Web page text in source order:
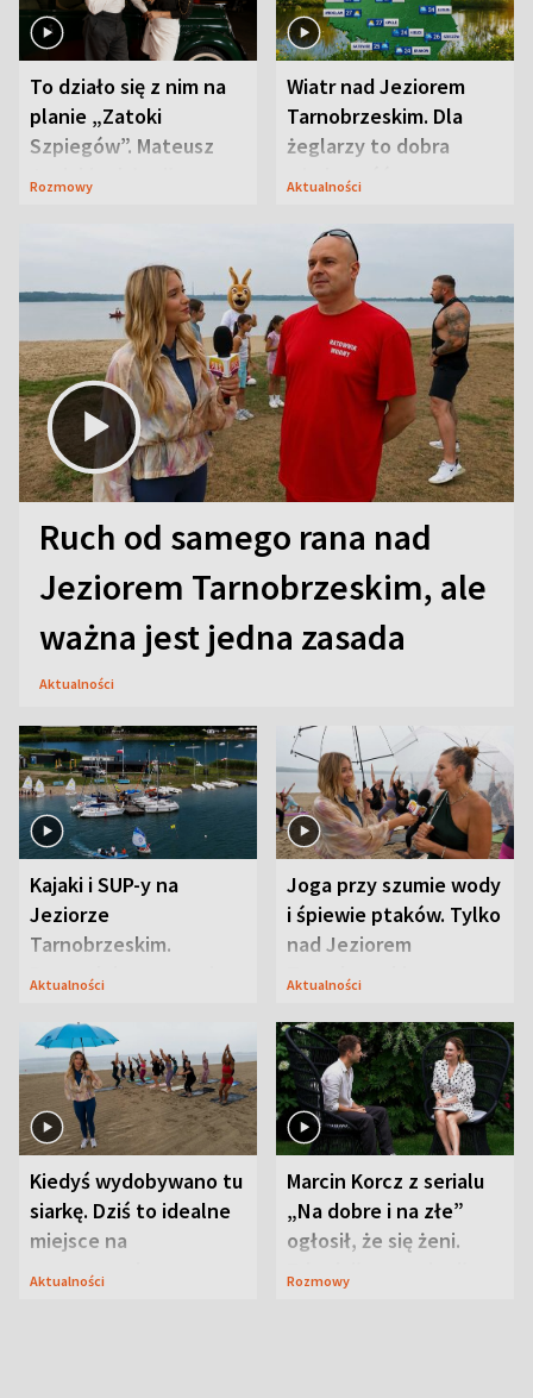
To działo się z nim na
planie „Zatoki
Szpiegów”. Mateusz
Janicki odsłonił
Rozmowy
Wiatr nad Jeziorem
Tarnobrzeskim. Dla
żeglarzy to dobra
wiadomość
Aktualności
Ruch od samego rana nad
Jeziorem Tarnobrzeskim, ale
ważna jest jedna zasada
Aktualności
Kajaki i SUP-y na
Jeziorze
Tarnobrzeskim.
Przyrodnicy zwracają
Aktualności
Joga przy szumie wody
i śpiewie ptaków. Tylko
nad Jeziorem
Tarnobrzeskim
Aktualności
Kiedyś wydobywano tu
siarkę. Dziś to idealne
miejsce na
wypoczynek
Aktualności
Marcin Korcz z serialu
„Na dobre i na złe”
ogłosił, że się żeni.
Zdradził, co zmienił
Rozmowy